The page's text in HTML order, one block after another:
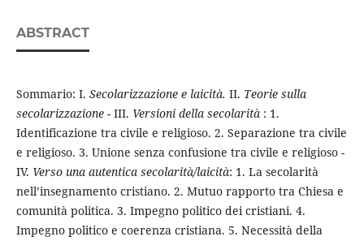
ABSTRACT
Sommario: I. Secolarizzazione e laicità. II. Teorie sulla
secolarizzazione - III. Versioni della secolarità : 1.
Identificazione tra civile e religioso. 2. Separazione tra civile
e religioso. 3. Unione senza confusione tra civile e religioso -
IV. Verso una autentica secolarità/laicità: 1. La secolarità
nell’insegnamento cristiano. 2. Mutuo rapporto tra Chiesa e
comunità politica. 3. Impegno politico dei cristiani. 4.
Impegno politico e coerenza cristiana. 5. Necessità della